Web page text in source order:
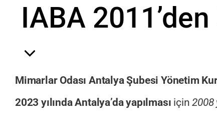
IABA
Mimarlar Odası Antalya Şubesi Yönetim
2023 yılında Antalya’da yapılması için2008